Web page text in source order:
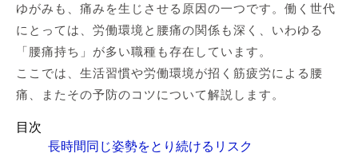
ゆがみも、痛みを生じさせる原因の一つです。働く世代
にとっては、労働環境と腰痛の関係も深く、いわゆる
「腰痛持ち」が多い職種も存在しています。
ここでは、生活習慣や労働環境が招く筋疲労による腰
痛、またその予防のコツについて解説します。
目次
長時間同じ姿勢をとり続けるリスク